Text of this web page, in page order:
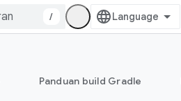
/
Panduan build Gradle